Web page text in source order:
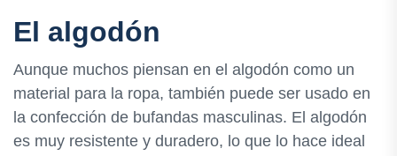
El algodón
Aunque muchos piensan en el algodón como un
material para la ropa, también puede ser usado en
la confección de bufandas masculinas. El algodón
es muy resistente y duradero, lo que lo hace ideal